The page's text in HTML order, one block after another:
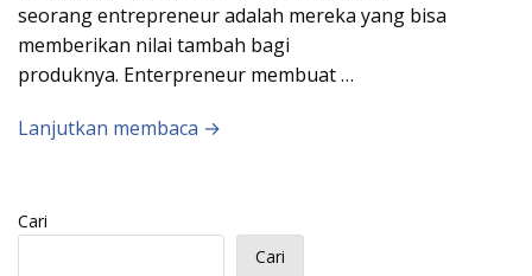
seorang entrepreneur adalah mereka yang bisa
memberikan nilai tambah bagi
produknya. Enterpreneur membuat …
Lanjutkan membaca →
Cari
Cari